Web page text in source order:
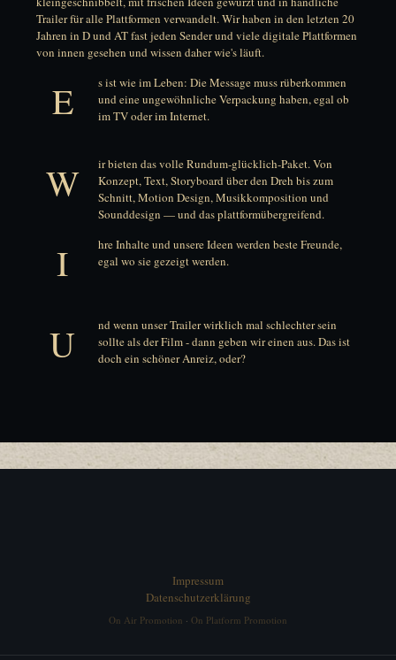
Trailer für alle Plattformen verwandelt. Wir haben in den letzten 20
Jahren in D und AT fast jeden Sender und viele digitale Plattformen
von innen gesehen und wissen daher wie's läuft.
E
s ist wie im Leben: Die Message muss rüberkommen
und eine ungewöhnliche Verpackung haben, egal ob
im TV oder im Internet.
W
ir bieten das volle Rundum-glücklich-Paket. Von
Konzept, Text, Storyboard über den Dreh bis zum
Schnitt, Motion Design, Musikkomposition und
Sounddesign — und das plattformübergreifend.
I
hre Inhalte und unsere Ideen werden beste Freunde,
egal wo sie gezeigt werden.
U
nd wenn unser Trailer wirklich mal schlechter sein
sollte als der Film - dann geben wir einen aus. Das ist
doch ein schöner Anreiz, oder?
Impressum
Datenschutzerklärung
On Air Promotion · On Platform Promotion